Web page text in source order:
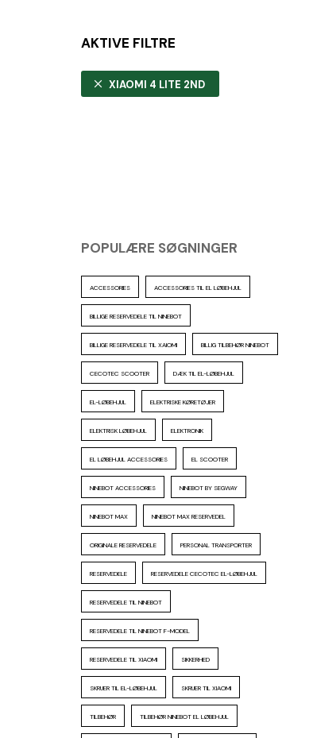
AKTIVE FILTRE
XIAOMI 4 LITE 2ND
POPULÆRE SØGNINGER
ACCESSORIES ACCESSORIES TIL EL LØBEHJUL
BILLIGE RESERVEDELE TIL NINEBOT
BILLIGE RESERVEDELE TIL XAIOMI BILLIG TILBEHØR NINEBOT
CECOTEC SCOOTER DÆK TIL EL-LØBEHJUL
EL-LØBEHJUL ELEKTRISKE KØRETØJER
ELEKTRISK LØBEHJUL ELEKTRONIK
EL LØBEHJUL ACCESSORIES EL SCOOTER
NINEBOT ACCESSORIES NINEBOT BY SEGWAY
NINEBOT MAX NINEBOT MAX RESERVEDEL
ORIGINALE RESERVEDELE PERSONAL TRANSPORTER
RESERVEDELE RESERVEDELE CECOTEC EL-LØBEHJUL
RESERVEDELE TIL NINEBOT
RESERVEDELE TIL NINEBOT F-MODEL
RESERVEDELE TIL XIAOMI SIKKERHED
SKRUER TIL EL-LØBEHJUL SKRUER TIL XIAOMI
TILBEHØR TILBEHØR NINEBOT EL LØBEHJUL